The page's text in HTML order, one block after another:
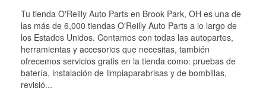
Tu tienda O'Reilly Auto Parts en Brook Park, OH es una de
las más de 6,000 tiendas O'Reilly Auto Parts a lo largo de
los Estados Unidos. Contamos con todas las autopartes,
herramientas y accesorios que necesitas, también
ofrecemos servicios gratis en la tienda como: pruebas de
batería, instalación de limpiaparabrisas y de bombillas,
revisió...